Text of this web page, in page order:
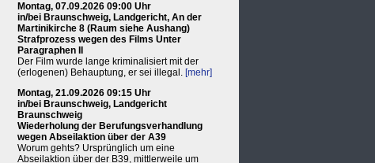
Montag, 07.09.2026 09:00 Uhr
in/bei Braunschweig, Landgericht, An der
Martinikirche 8 (Raum siehe Aushang)
Strafprozess wegen des Films Unter
Paragraphen II
Der Film wurde lange kriminalisiert mit der
(erlogenen) Behauptung, er sei illegal. [mehr]
Montag, 21.09.2026 09:15 Uhr
in/bei Braunschweig, Landgericht
Braunschweig
Wiederholung der Berufungsverhandlung
wegen Abseilaktion über der A39
Worum gehts? Ursprünglich um eine
Abseilaktion über der B39, mittlerweile um